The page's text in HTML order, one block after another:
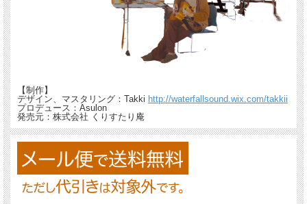
【制作】
デザイン、マスタリング：Takki http://waterfallsound.wix.com/takkii
プロデュース：Asulon
発売元：株式会社 くりすたり庵